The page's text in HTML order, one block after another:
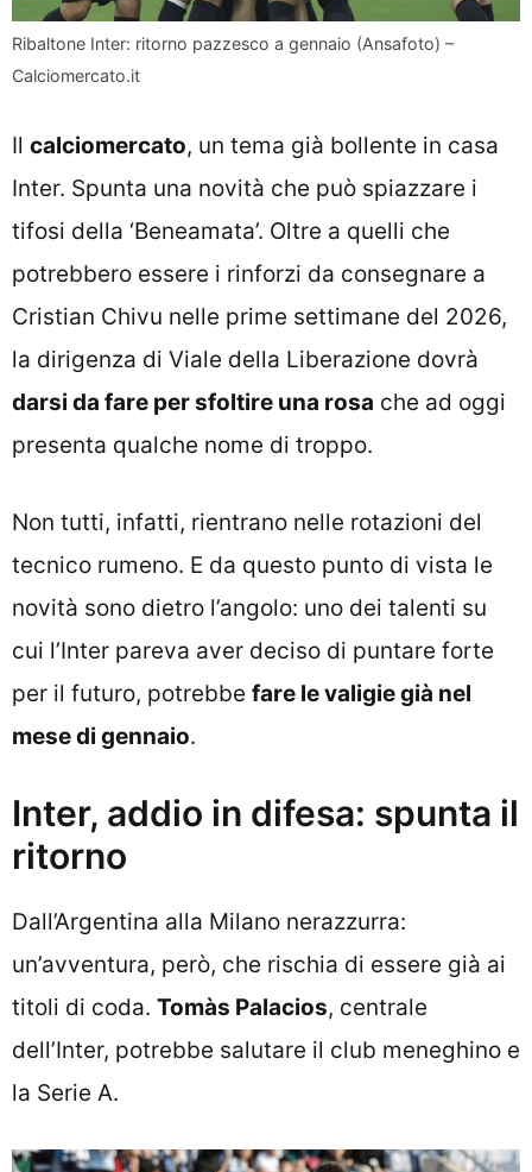
Ribaltone Inter: ritorno pazzesco a gennaio (Ansafoto) –
Calciomercato.it
Il calciomercato, un tema già bollente in casa
Inter. Spunta una novità che può spiazzare i
tifosi della ‘Beneamata’. Oltre a quelli che
potrebbero essere i rinforzi da consegnare a
Cristian Chivu nelle prime settimane del 2026,
la dirigenza di Viale della Liberazione dovrà
darsi da fare per sfoltire una rosa che ad oggi
presenta qualche nome di troppo.
Non tutti, infatti, rientrano nelle rotazioni del
tecnico rumeno. E da questo punto di vista le
novità sono dietro l’angolo: uno dei talenti su
cui l’Inter pareva aver deciso di puntare forte
per il futuro, potrebbe fare le valigie già nel
mese di gennaio.
Inter, addio in difesa: spunta il
ritorno
Dall’Argentina alla Milano nerazzurra:
un’avventura, però, che rischia di essere già ai
titoli di coda. Tomàs Palacios, centrale
dell’Inter, potrebbe salutare il club meneghino e
la Serie A.